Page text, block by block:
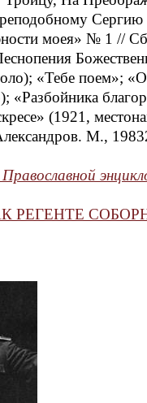
моея» № 1 //
«Тебе поем»;
«Разбойника
(1921,
М.,